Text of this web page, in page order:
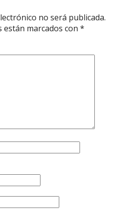
no será publicada.
marcados con *